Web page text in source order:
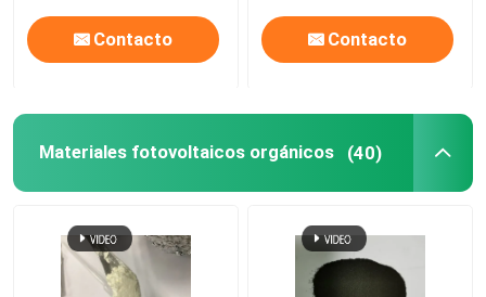
Contacto Contacto
Materiales fotovoltaicos orgánicos (40)